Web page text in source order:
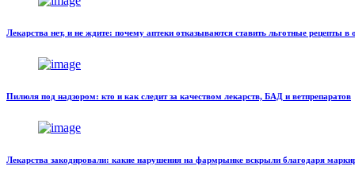
Лекарства нет, и не ждите: почему аптеки отказываются ставить льготные рецепты в
Пилюля под надзором: кто и как следит за качеством лекарств, БАД и ветпрепаратов
Лекарства закодировали: какие нарушения на фармрынке вскрыли благодаря